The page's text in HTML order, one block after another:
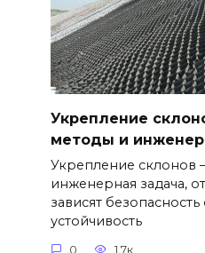
Укрепление
методы и
Укрепление склонов
инженерная задача,
зависят безопасность
устойчивость
0 1.7к.